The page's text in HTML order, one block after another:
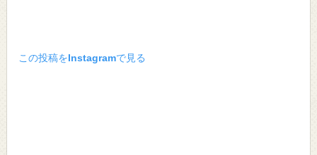
この投稿をInstagramで見る